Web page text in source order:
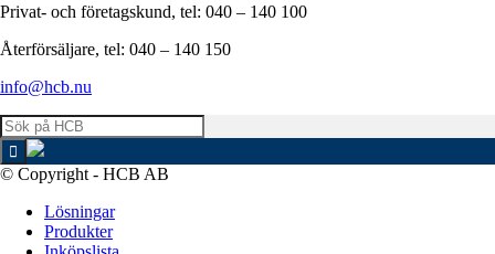
Privat- och företagskund, tel: 040 – 140 100
Återförsäljare, tel: 040 – 140 150
info@hcb.nu
© Copyright - HCB AB
Lösningar
Produkter